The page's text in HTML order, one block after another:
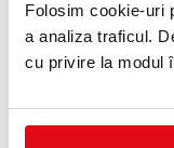
Folosim cookie-uri
a analiza traficul.
cu privire la modul
Brat pentru monitor
Platinum negru
(pret cu TVA)